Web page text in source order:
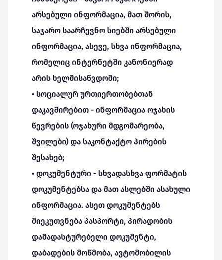
არსებული ინფორმაცია, მათ შორის,
საჯარო საარჩევნო სიებში არსებული
ინფორმაცია, ასევე, სხვა ინფორმაცია,
რომელიც ინტერნეტში კანონიერად
არის ხელმისაწვდომი;
• სოციალურ ურთიერთობებთან
დაკავშირებით - ინფორმაცია ოჯახის
წევრების (ოჯახური მდგომარეობა,
შვილები) და საკონტაქტო პირების
შესახებ;
• დოკუმენტური - სხვადასხვა ფორმატის
დოკუმენტებსა და მათ ასლებში ასახული
ინფორმაცია. ასეთ დოკუმენტებს
მიეკუთვნება პასპორტი, პირადობის
დამადასტურებელი დოკუმენტი,
დაბადების მოწმობა, ავტომობილის